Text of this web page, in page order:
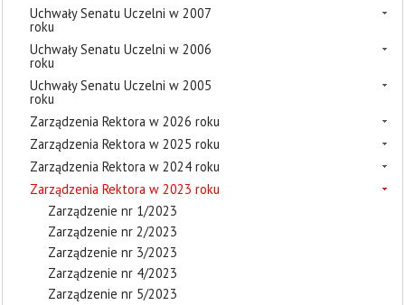
Uchwały Senatu Uczelni w 2007
roku
Uchwały Senatu Uczelni w 2006
roku
Uchwały Senatu Uczelni w 2005
roku
Zarządzenia Rektora w 2026 roku
Zarządzenia Rektora w 2025 roku
Zarządzenia Rektora w 2024 roku
Zarządzenia Rektora w 2023 roku
Zarządzenie nr 1/2023
Zarządzenie nr 2/2023
Zarządzenie nr 3/2023
Zarządzenie nr 4/2023
Zarządzenie nr 5/2023